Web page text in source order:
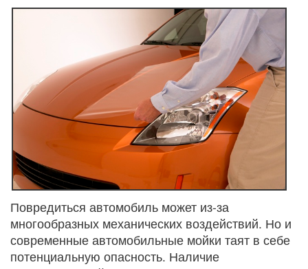
Повредиться автомобиль может из-за
многообразных механических воздействий. Но и
современные автомобильные мойки таят в себе
потенциальную опасность. Наличие